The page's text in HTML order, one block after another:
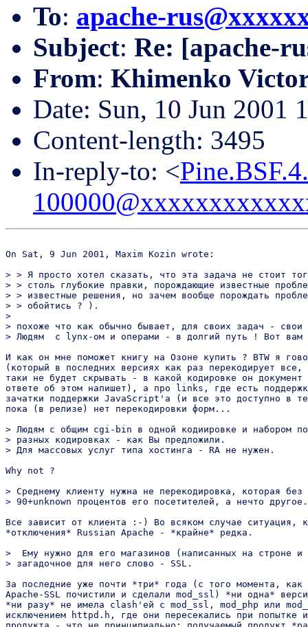
To: apache-
Subject: Re: [apache-
From: Khimenko
Date: Sun, 10 Jun 2001
Content-length: 3495
In-reply-to: <
On Sat, 9 Jun 2001, Maxim Kozin wrote:
> > Я просто хотел сказать, что эта задача не стоит
> > столь глубокие правки, порождающие известные
> > известные решения, но зачем вообще порождать
> > обойтись ? ).
>
> похоже что как обычно бывает, для своих задач - свои
> Людям  с lynx-ом и операми - в долгий путь ! Вот вам
И как он мне поможет книгу на Озоне купить ? BTW я
(который в последних версиях как раз перекодирует все,
таки не будет скрывать - в какой кодировке он
ответе об этом напишет), а про links, где есть
зачатки поддержки JavaScript'а (и все это доступно в
пока (в релизе) нет перекодировки форм...
> Людям с общим cgi-bin в одной кодиировке и набором
> разных кодировках - как Вы предложили.
> Для массовых услуг типа хостинга - RA не нужен.
Why not ?
> Среднему клиенту нужна не перекодировка, которая без
> 90+unknown процентов его посетителей, а нечто другое.
Все зависит от клиента :-) Во всяком случае ситуация,
*отключения* Russian Apache - *крайне* редка.
>  Ему нужно для его магазинов (написанных на строне
> загадочное для него слово - SSL.
За последние уже почти *три* года (с того момента, как
Apache-SSL почистили и сделали mod_ssl) *ни одна*
*ни разу* не имела clash'ей с mod_ssl, mod_php или
исключением httpd.h, где они пересекались при попытке